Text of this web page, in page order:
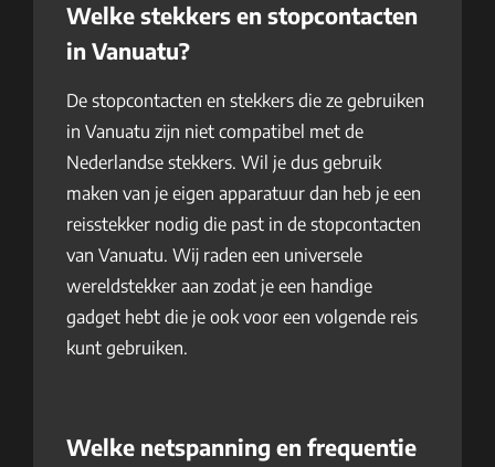
Welke stekkers en stopcontacten
in Vanuatu?
De stopcontacten en stekkers die ze gebruiken
in Vanuatu zijn niet compatibel met de
Nederlandse stekkers. Wil je dus gebruik
maken van je eigen apparatuur dan heb je een
reisstekker nodig die past in de stopcontacten
van Vanuatu. Wij raden een universele
wereldstekker aan zodat je een handige
gadget hebt die je ook voor een volgende reis
kunt gebruiken.
Welke netspanning en frequentie